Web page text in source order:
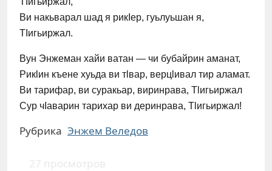
Ви накьварал шад я рикIер, гуьлуьшан я,
ТIигьиржал.
Вун Энжеман хайи ватан — чи бубайрин аманат,
Рикӏин къене хуьда ви тӏвар, верцӏивал тир аламат.
Ви тарифар, ви суракьар, виринрава, Тӏигьиржал
Сур чIаварин тарихар ви деринрава, Тӏигьиржал!
Рубрика Энжем Веледов
27 просмотров